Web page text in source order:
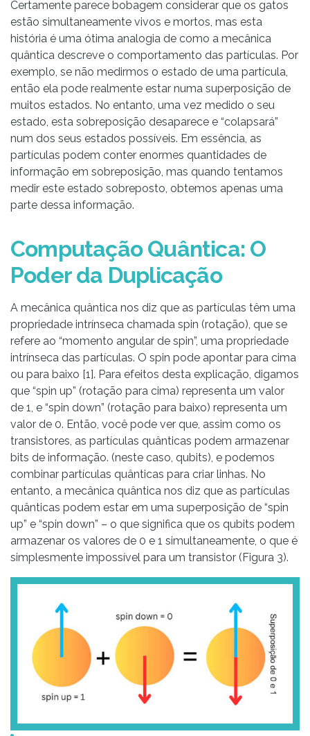
Certamente parece bobagem considerar que os gatos
estão simultaneamente vivos e mortos, mas esta
história é uma ótima analogia de como a mecânica
quântica descreve o comportamento das partículas. Por
exemplo, se não medirmos o estado de uma partícula,
então ela pode realmente estar numa superposição de
muitos estados. No entanto, uma vez medido o seu
estado, esta sobreposição desaparece e “colapsará”
num dos seus estados possíveis. Em essência, as
partículas podem conter enormes quantidades de
informação em sobreposição, mas quando tentamos
medir este estado sobreposto, obtemos apenas uma
parte dessa informação.
Computação Quântica: O
Poder da Duplicação
A mecânica quântica nos diz que as partículas têm uma
propriedade intrínseca chamada spin (rotação), que se
refere ao “momento angular de spin”, uma propriedade
intrínseca das partículas. O spin pode apontar para cima
ou para baixo [1]. Para efeitos desta explicação, digamos
que “spin up” (rotação para cima) representa um valor
de 1, e “spin down” (rotação para baixo) representa um
valor de 0. Então, você pode ver que, assim como os
transistores, as partículas quânticas podem armazenar
bits de informação. (neste caso, qubits), e podemos
combinar partículas quânticas para criar linhas. No
entanto, a mecânica quântica nos diz que as partículas
quânticas podem estar em uma superposição de “spin
up” e “spin down” – o que significa que os qubits podem
armazenar os valores de 0 e 1 simultaneamente, o que é
simplesmente impossível para um transistor (Figura 3).